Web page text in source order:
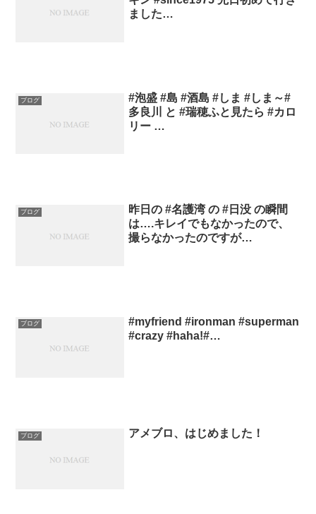
ました…
ブログ
#泡盛 #島 #酒島 #しま #しま～#
多良川 と #瑞穂ふと見たら #カロ
リー …
ブログ
昨日の #名護湾 の #日没 の瞬間
は….キレイでもなかったので、
撮らなかったのですが…
ブログ
#myfriend #ironman #superman
#crazy #haha!#…
ブログ アメブロ、はじめました！